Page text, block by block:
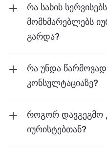
რა სახის
მომხმარებლებს
გარდა?
მრავალფეროვან
დახმარების
მომსახურება,
აუდიტის სერვისები
რა უნდა
კონსულტაციაზე?
ნებისმიერი
ნებისმიერი
როგორ დავგეგმო
იურისტებთან?